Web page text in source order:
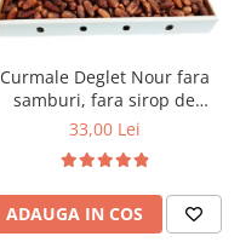
Curmale Deglet Nour fara
samburi, fara sirop de
glucoza 5 kg VRAC
33,00 Lei
ADAUGA IN COS